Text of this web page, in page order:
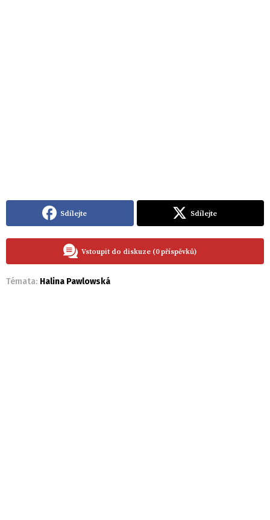
Sdílejte Sdílejte
Vstoupit do diskuze (0 příspěvků)
Témata: Halina Pawlowská